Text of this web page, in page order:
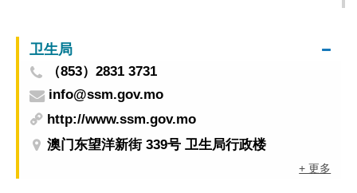
卫生局
（853）2831 3731
info@ssm.gov.mo
http://www.ssm.gov.mo
澳门东望洋新街 339号 卫生局行政楼
+ 更多